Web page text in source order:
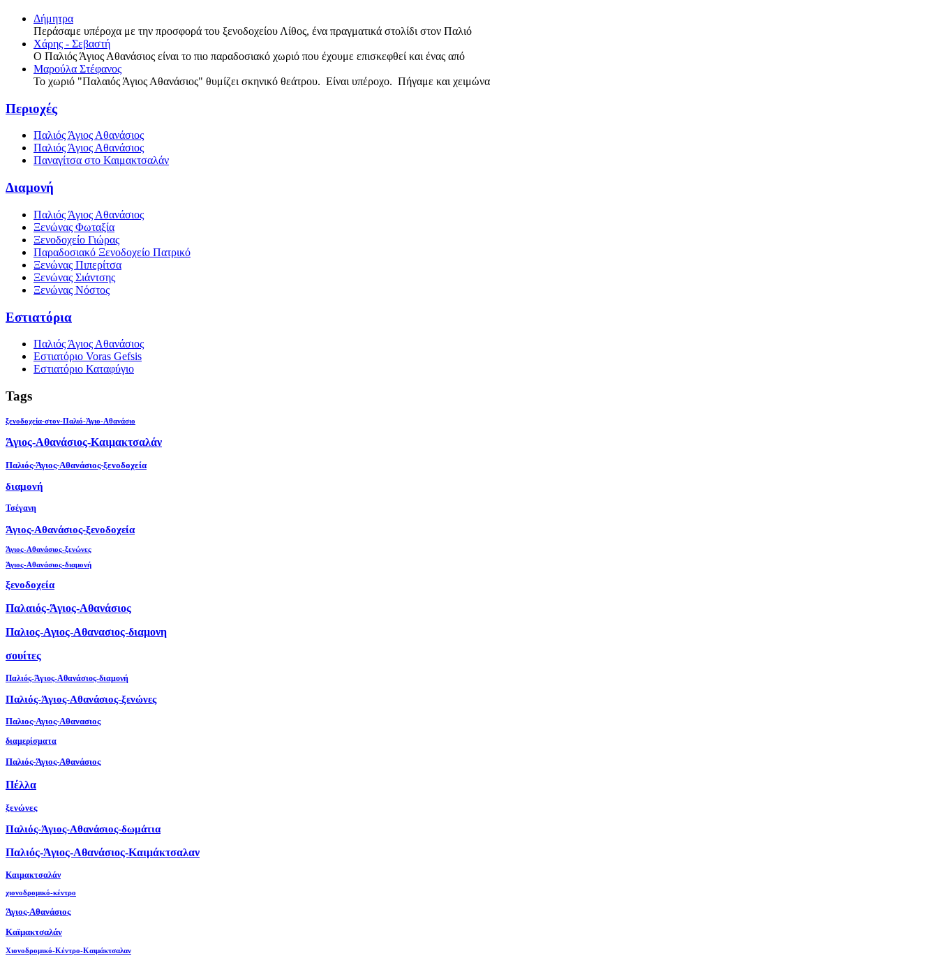
Δήμητρα
Περάσαμε υπέροχα με την προσφορά του ξενοδοχείου Λίθος, ένα πραγματικά στολίδι στον Παλιό
Χάρης - Σεβαστή
Ο Παλιός Άγιος Αθανάσιος είναι το πιο παραδοσιακό χωριό που έχουμε επισκεφθεί και ένας από
Μαρούλα Στέφανος
Το χωριό "Παλαιός Άγιος Αθανάσιος" θυμίζει σκηνικό θεάτρου. Είναι υπέροχο. Πήγαμε και χειμώνα
Περιοχές
Παλιός Άγιος Αθανάσιος
Παλιός Άγιος Αθανάσιος
Παναγίτσα στο Καιμακτσαλάν
Διαμονή
Παλιός Άγιος Αθανάσιος
Ξενώνας Φωταξία
Ξενοδοχείο Γιώρας
Παραδοσιακό Ξενοδοχείο Πατρικό
Ξενώνας Πιπερίτσα
Ξενώνας Σιάντσης
Ξενώνας Νόστος
Εστιατόρια
Παλιός Άγιος Αθανάσιος
Εστιατόριο Voras Gefsis
Εστιατόριο Καταφύγιο
Tags
ξενοδοχεία-στον-Παλιό-Άγιο-Αθανάσιο
Άγιος-Αθανάσιος-Καιμακτσαλάν
Παλιός-Άγιος-Αθανάσιος-ξενοδοχεία
διαμονή
Τσέγανη
Άγιος-Αθανάσιος-ξενοδοχεία
Άγιος-Αθανάσιος-ξενώνες
Άγιος-Αθανάσιος-διαμονή
ξενοδοχεία
Παλαιός-Άγιος-Αθανάσιος
Παλιος-Αγιος-Αθανασιος-διαμονη
σουίτες
Παλιός-Άγιος-Αθανάσιος-διαμονή
Παλιός-Άγιος-Αθανάσιος-ξενώνες
Παλιος-Αγιος-Αθανασιος
διαμερίσματα
Παλιός-Άγιος-Αθανάσιος
Πέλλα
ξενώνες
Παλιός-Άγιος-Αθανάσιος-δωμάτια
Παλιός-Άγιος-Αθανάσιος-Καιμάκτσαλαν
Καιμακτσαλάν
χιονοδρομικό-κέντρο
Άγιος-Αθανάσιος
Καϊμακτσαλάν
Χιονοδρομικό-Κέντρο-Καιμάκτσαλαν